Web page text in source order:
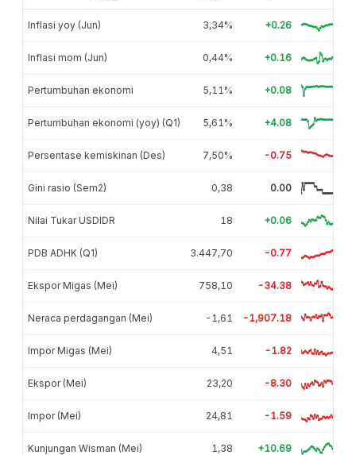
Inflasi yoy (Jun) 3,34% +0.26
Inflasi mom (Jun) 0,44% +0.16
Pertumbuhan ekonomi 5,11% +0.08
Pertumbuhan ekonomi (yoy) (Q1) 5,61% +4.08
Persentase kemiskinan (Des) 7,50% -0.75
Gini rasio (Sem2) 0,38 0.00
Nilai Tukar USDIDR 18 +0.06
PDB ADHK (Q1) 3.447,70 -0.77
Ekspor Migas (Mei) 758,10 -34.38
Neraca perdagangan (Mei) -1,61 -1,907.18
Impor Migas (Mei) 4,51 -1.82
Ekspor (Mei) 23,20 -8.30
Impor (Mei) 24,81 -1.59
Kunjungan Wisman (Mei) 1,38 +10.69